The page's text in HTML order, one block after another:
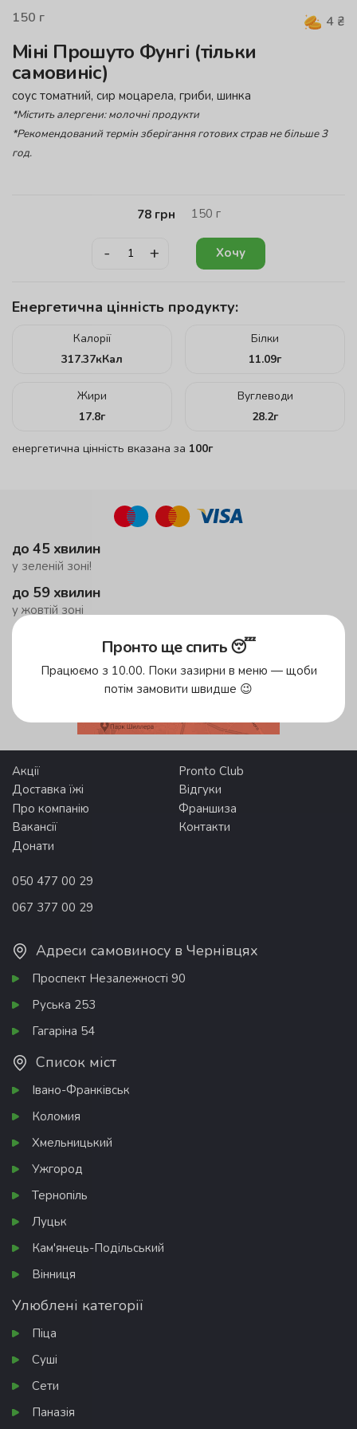
150 г 4 ₴
Міні Прошуто Фунгі (тільки
самовиніс)
соус томатний, сир моцарела, гриби, шинка
*Містить алергени: молочні продукти
*Рекомендований термін зберігання готових страв не більше 3
год.
78грн 150 г
- + Хочу
Енергетична цінність продукту:
Калорії
317.37кКал
Білки
11.09г
Жири
17.8г
Вуглеводи
28.2г
енергетична цінність вказана за 100г
до 45 хвилин
у зеленій зоні!
до 59 хвилин
у жовтій зоні
безкоштовна доставка
Акції
Pronto Club
Доставка їжі
Відгуки
Про компанію
Франшиза
Вакансії
Контакти
Донати
050 477 00 29
067 377 00 29
Адреси самовиносу в Чернівцях
Проспект Незалежності 90
Руська 253
Гагаріна 54
Список міст
Івано-Франківськ
Коломия
Хмельницький
Ужгород
Тернопіль
Луцьк
Кам'янець-Подільський
Вінниця
Улюблені категорії
Піца
Суші
Сети
Паназія
Пронто ще спить 😴
Працюємо з 10.00. Поки зазирни в меню — щоби
потім замовити швидше 😉